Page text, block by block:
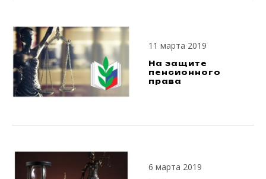
11 марта 2019
На защите
пенсионного
права
6 марта 2019